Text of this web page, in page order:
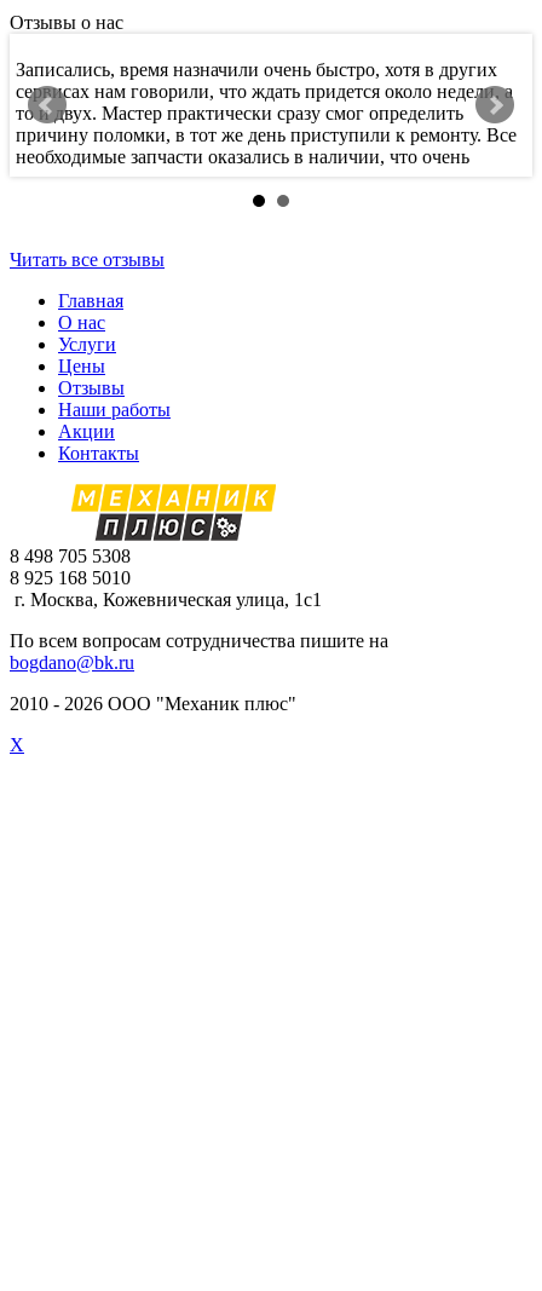
Отзывы о нас
Записались, время назначили очень быстро, хотя в других
сервисах нам говорили, что ждать придется около недели, а
то и двух. Мастер практически сразу смог определить
причину поломки, в тот же день приступили к ремонту. Все
необходимые запчасти оказались в наличии, что очень
Читать все отзывы
Главная
О нас
Услуги
Цены
Отзывы
Наши работы
Акции
Контакты
8 498 705 5308
8 925 168 5010
г. Москва, Кожевническая улица, 1с1
По всем вопросам сотрудничества пишите на
bogdano@bk.ru
2010 - 2026 ООО "Механик плюс"
X